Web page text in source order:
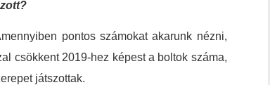
pontos számokat akarunk nézni,
csökkent 2019-hez képest a boltok száma,
játszottak.